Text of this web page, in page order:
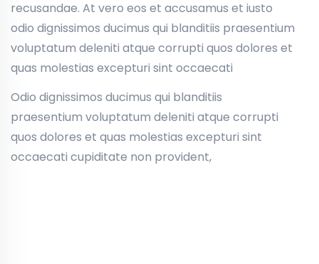
recusandae. At vero eos et accusamus et iusto
odio dignissimos ducimus qui blanditiis praesentium
voluptatum deleniti atque corrupti quos dolores et
quas molestias excepturi sint occaecati
Odio dignissimos ducimus qui blanditiis
praesentium voluptatum deleniti atque corrupti
quos dolores et quas molestias excepturi sint
occaecati cupiditate non provident,